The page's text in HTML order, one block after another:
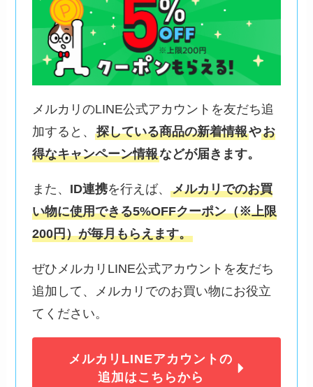
メルカリのLINE公式アカウントを友だち追
加すると、 探している商品の新着情報やお
得なキャンペーン情報などが届きます。
また、 ID連携を行えば、 メルカリでのお買
い物に使用できる5%OFFクーポン（※上限
200円）が毎月もらえます。
ぜひメルカリLINE公式アカウントを友だち
追加して、メルカリでのお買い物にお役立
てください。
メルカリLINEアカウントの
追加はこちらから